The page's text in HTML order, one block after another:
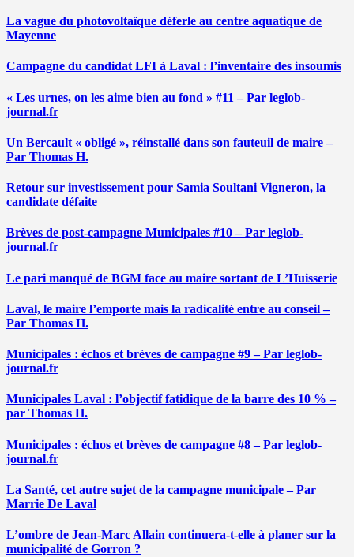
La vague du photovoltaïque déferle au centre aquatique de
Mayenne
Campagne du candidat LFI à Laval : l’inventaire des insoumis
« Les urnes, on les aime bien au fond » #11 – Par leglob-
journal.fr
Un Bercault « obligé », réinstallé dans son fauteuil de maire –
Par Thomas H.
Retour sur investissement pour Samia Soultani Vigneron, la
candidate défaite
Brèves de post-campagne Municipales #10 – Par leglob-
journal.fr
Le pari manqué de BGM face au maire sortant de L’Huisserie
Laval, le maire l’emporte mais la radicalité entre au conseil –
Par Thomas H.
Municipales : échos et brèves de campagne #9 – Par leglob-
journal.fr
Municipales Laval : l’objectif fatidique de la barre des 10 % –
par Thomas H.
Municipales : échos et brèves de campagne #8 – Par leglob-
journal.fr
La Santé, cet autre sujet de la campagne municipale – Par
Marrie De Laval
L’ombre de Jean-Marc Allain continuera-t-elle à planer sur la
municipalité de Gorron ?